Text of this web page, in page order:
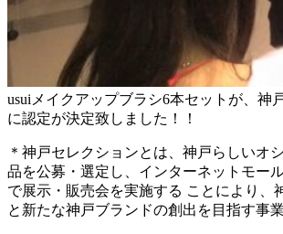
usuiメイクアップブラシ6本セットが、神
に認定が決定致しました！！
＊神戸セレクションとは、神戸らしいオ
品を公募・選定し、インターネットモー
で展示・販売会を実施する ことにより、
と新たな神戸ブランドの創出を目指す事業